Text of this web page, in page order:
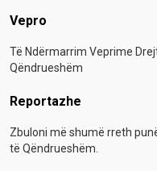
Vepro
Të Ndërmarrim Veprime
Qëndrueshëm
Reportazhe
Zbuloni më shumë rreth
të Qëndrueshëm.